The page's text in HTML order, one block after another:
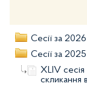
Сесії за 2026
Сесії за 2025
XLІV сесія
скликання